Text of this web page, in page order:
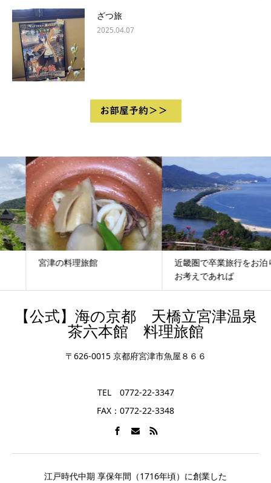
ざつ旅
2025.04.07
宮津の料理旅館
近畿圏で卒業旅行をお泊りで
お考えであれば
【公式】海の京都 天橋立宮津温泉
茶六本館 料理旅館
〒626-0015 京都府宮津市魚屋８６６
TEL 0772-22-3347
FAX：0772-22-3348
江戸時代中期 享保年間（1716年頃）に創業した